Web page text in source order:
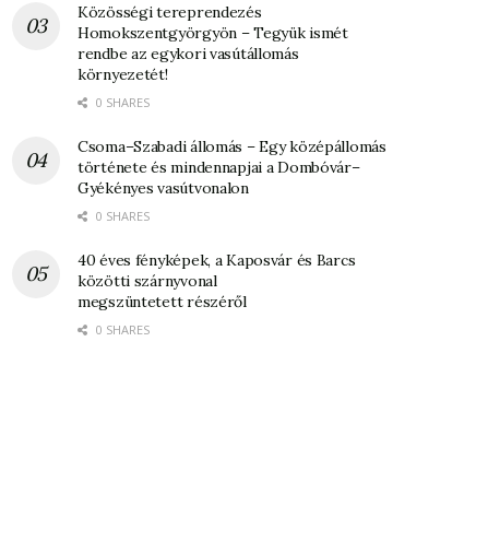
Közösségi tereprendezés
Homokszentgyörgyön – Tegyük ismét
rendbe az egykori vasútállomás
környezetét!
0 SHARES
Csoma–Szabadi állomás – Egy középállomás
története és mindennapjai a Dombóvár–
Gyékényes vasútvonalon
0 SHARES
40 éves fényképek, a Kaposvár és Barcs
közötti szárnyvonal
megszüntetett részéről
0 SHARES